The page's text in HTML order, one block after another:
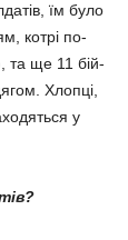
їм було
кот­рі по­
та ще 11 бій­
Хлопці,
у